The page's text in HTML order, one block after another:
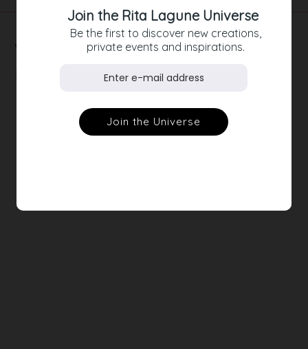
RELATED
Join the Rita Lagune Universe
Be the first to discover new creations,
private events and inspirations.